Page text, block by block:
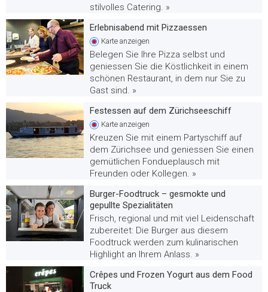
stilvolles Catering. »
Erlebnisabend mit Pizzaessen
Karte anzeigen
Belegen Sie Ihre Pizza selbst und
geniessen Sie die Köstlichkeit in einem
schönen Restaurant, in dem nur Sie zu
Gast sind. »
Festessen auf dem Zürichseeschiff
Karte anzeigen
Kreuzen Sie mit einem Partyschiff auf
dem Zürichsee und geniessen Sie einen
gemütlichen Fondueplausch mit
Freunden oder Kollegen. »
Burger-Foodtruck – gesmokte und
gepullte Spezialitäten
Frisch, regional und mit viel Leidenschaft
zubereitet: Die Burger aus diesem
Foodtruck werden zum kulinarischen
Highlight an Ihrem Anlass. »
Crêpes und Frozen Yogurt aus dem Food
Truck